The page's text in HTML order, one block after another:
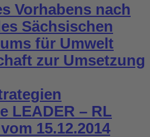
Vorhabens nach
Sächsischen
für Umwelt
zur Umsetzung
LEADER – RL
15.12.2014